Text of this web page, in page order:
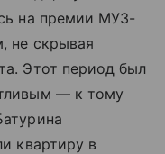
на премии МУЗ-
не скрывая
Этот период был
— к тому
квартиру в